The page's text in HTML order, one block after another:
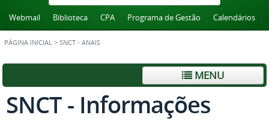
Webmail Biblioteca CPA Programa de Gestão Calendários
PÁGINA INICIAL > SNCT - ANAIS
MENU
SNCT - Informações